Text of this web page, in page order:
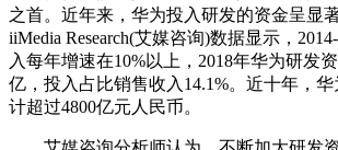
之首。近年来，华为投入研发的资金呈显
iiMedia Research(艾媒咨询)数据显示，
入每年增速在10%以上，2018年华为研发
亿，投入占比销售收入14.1%。近十年，
计超过4800亿元人民币。